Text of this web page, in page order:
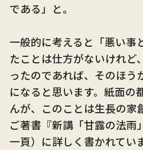
である」と。
一般的に考えると「悪い事
たことは仕方がないけれど
ったのであれば、そのほう
になると思います。紙面の
んが、このことは生長の家
ご著書『新講「甘露の法雨
一頁）に詳しく書かれてい